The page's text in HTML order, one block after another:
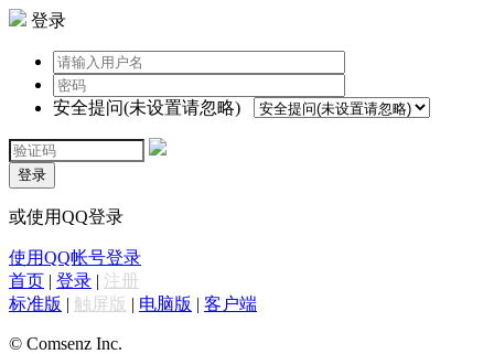
登录
安全提问(未设置请忽略)
登录
或使用QQ登录
使用QQ帐号登录
首页 | 登录 | 注册
标准版 | 触屏版 | 电脑版 | 客户端
© Comsenz Inc.